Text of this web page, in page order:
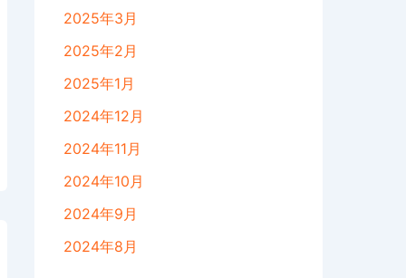
2025年3月
2025年2月
2025年1月
2024年12月
2024年11月
2024年10月
2024年9月
2024年8月